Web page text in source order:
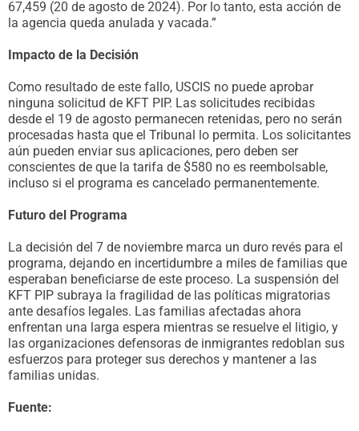
67,459 (20 de agosto de 2024). Por lo tanto, esta acción de
la agencia queda anulada y vacada.”
Impacto de la Decisión
Como resultado de este fallo, USCIS no puede aprobar
ninguna solicitud de KFT PIP. Las solicitudes recibidas
desde el 19 de agosto permanecen retenidas, pero no serán
procesadas hasta que el Tribunal lo permita. Los solicitantes
aún pueden enviar sus aplicaciones, pero deben ser
conscientes de que la tarifa de $580 no es reembolsable,
incluso si el programa es cancelado permanentemente.
Futuro del Programa
La decisión del 7 de noviembre marca un duro revés para el
programa, dejando en incertidumbre a miles de familias que
esperaban beneficiarse de este proceso. La suspensión del
KFT PIP subraya la fragilidad de las políticas migratorias
ante desafíos legales. Las familias afectadas ahora
enfrentan una larga espera mientras se resuelve el litigio, y
las organizaciones defensoras de inmigrantes redoblan sus
esfuerzos para proteger sus derechos y mantener a las
familias unidas.
Fuente: